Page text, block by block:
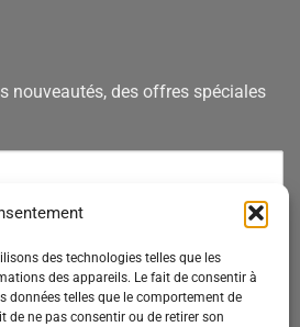
des technologies telles que les
des appareils. Le fait de consentir à
données telles que le comportement de
de ne pas consentir ou de retirer son
nouveautés, des offres spéciales